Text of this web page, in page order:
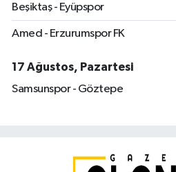
Beşiktaş - Eyüpspor
Amed - Erzurumspor FK
17 Ağustos, Pazartesi
Samsunspor - Göztepe